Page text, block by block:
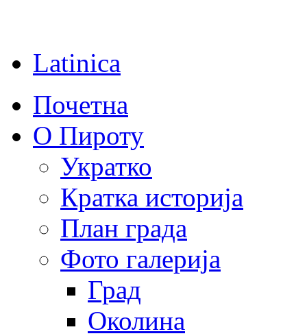
Latinica
Почетна
О Пироту
Укратко
Кратка историја
План града
Фото галерија
Град
Околина